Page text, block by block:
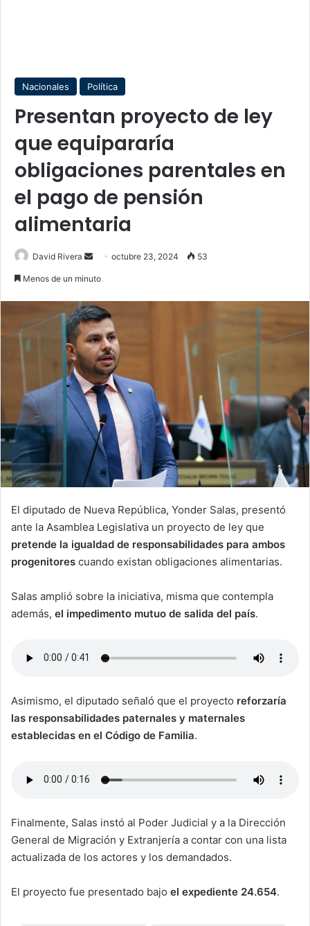
Nacionales Política
Presentan proyecto de ley
que equipararía
obligaciones parentales en
el pago de pensión
alimentaria
David Rivera
Sendoctubre 23, 2024 53
Menos de un minuto
El diputado de Nueva República, Yonder Salas, presentó
ante la Asamblea Legislativa un proyecto de ley que
pretende la igualdad de responsabilidades para ambos
progenitores cuando existan obligaciones alimentarias.
Salas amplió sobre la iniciativa, misma que contempla
además, el impedimento mutuo de salida del país.
Asimismo, el diputado señaló que el proyecto reforzaría
las responsabilidades paternales y maternales
establecidas en el Código de Familia.
Finalmente, Salas instó al Poder Judicial y a la Dirección
General de Migración y Extranjería a contar con una lista
actualizada de los actores y los demandados.
El proyecto fue presentado bajo el expediente 24.654.